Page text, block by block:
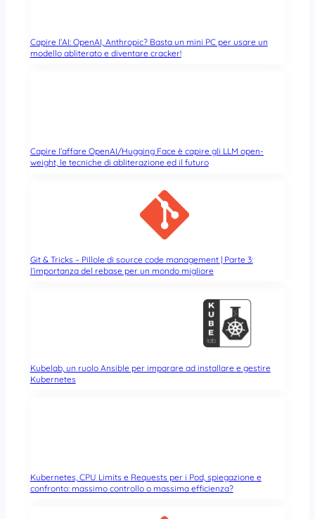
Capire l’AI: OpenAI, Anthropic? Basta un mini PC per usare un
modello abliterato e diventare cracker!
Capire l’affare OpenAI/Hugging Face è capire gli LLM open-
weight, le tecniche di abliterazione ed il futuro
Git & Tricks – Pillole di source code management | Parte 3:
l’importanza del rebase per un mondo migliore
Kubelab, un ruolo Ansible per imparare ad installare e gestire
Kubernetes
Kubernetes, CPU Limits e Requests per i Pod, spiegazione e
confronto: massimo controllo o massima efficienza?